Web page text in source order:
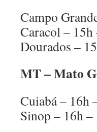
Campo
Caracol – 15h
Dourados –
MT – Mato
Cuiabá – 16h
Sinop – 16h